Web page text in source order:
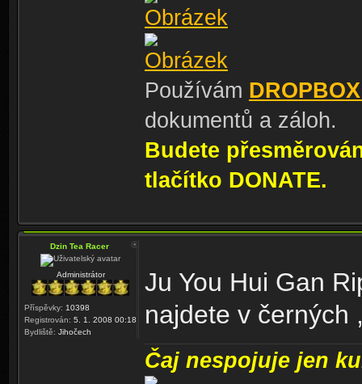
Používám
dokumentů a záloh.
Budete
tlačítko DONATE.
Dzin Tea Racer
Administrátor
Příspěvky: 10398
Registrován: 5. 1. 2008 00:18
Bydliště: Jihočech
Ju You Hui Gan
najdete v černých
Čaj nespojuje jen